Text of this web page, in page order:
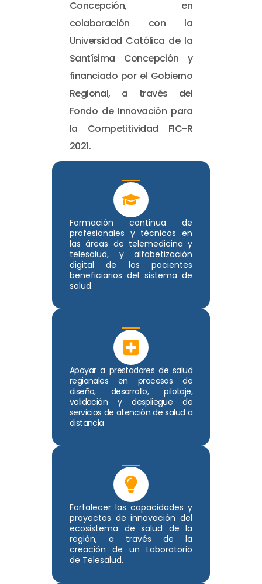
Formación continua de
profesionales y técnicos en
las áreas de telemedicina y
telesalud, y alfabetización
digital de los pacientes
beneficiarios del sistema de
salud.
Apoyar a prestadores de salud
regionales en procesos de
diseño, desarrollo, pilotaje,
validación y despliegue de
servicios de atención de salud a
distancia
Fortalecer las capacidades y
proyectos de innovación del
ecosistema de salud de la
región, a través de la
creación de un Laboratorio
de Telesalud.
Concepción, en
colaboración con la
Universidad Católica de la
Santísima Concepción y
financiado por el Gobierno
Regional, a través del
Fondo de Innovación para
la Competitividad FIC-R
2021.